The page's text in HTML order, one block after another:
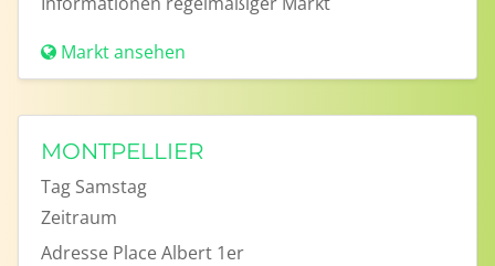
Markt ansehen
MONTPELLIER
Tag Samstag
Zeitraum
Adresse Place Albert 1er